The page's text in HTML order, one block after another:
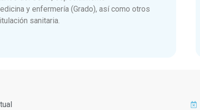
y enfermería (Grado), así como otros
sanitaria.